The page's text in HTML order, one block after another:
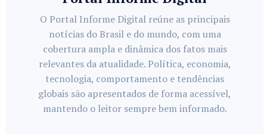
O Portal Informe Digital reúne as principais
notícias do Brasil e do mundo, com uma
cobertura ampla e dinâmica dos fatos mais
relevantes da atualidade. Política, economia,
tecnologia, comportamento e tendências
globais são apresentados de forma acessível,
mantendo o leitor sempre bem informado.